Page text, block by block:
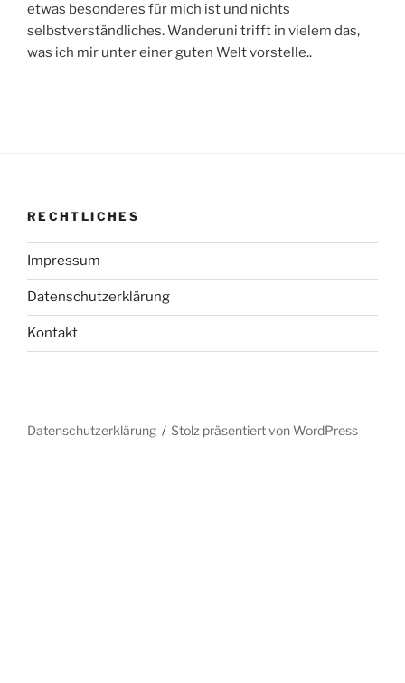
etwas besonderes für mich ist und nichts
selbstverständliches. Wanderuni trifft in vielem das,
was ich mir unter einer guten Welt vorstelle..
RECHTLICHES
Impressum
Datenschutzerklärung
Kontakt
Datenschutzerklärung Stolz präsentiert von WordPress